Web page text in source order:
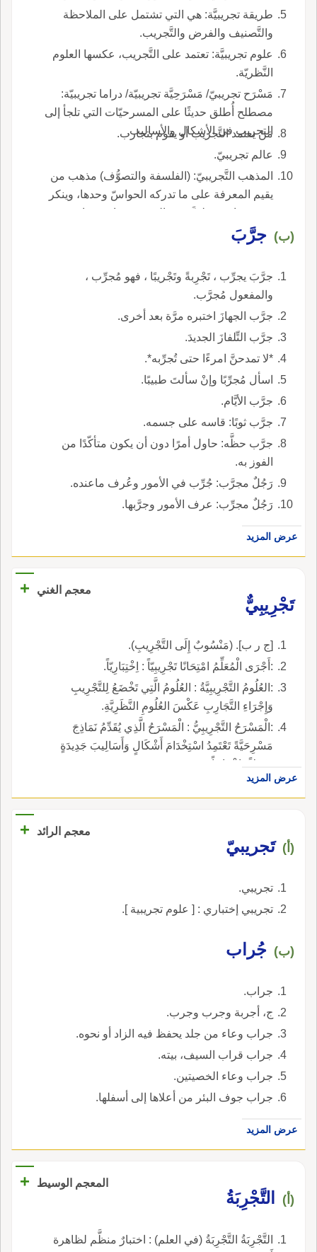
طريقة تجريبيَّة: هي التي تشتمل على الملاحظة
والتَّصنيف والفرض والتَّجريب.
علوم تجريبيَّة: تعتمد على التَّجريب، عكسها العلوم
النَّظريّة.
مَسْرَح تجريبيّ/ مَسْرَحِيَّة تجريبيّة/ دراما تجريبيّة:
مصطلح أُطلق حديثًا على المسرحيّات التي تلجأ إلى
التجريب في الأشكال والأساليب.
مَنْ يعتمد التَّجريب أو يقوم بتجارب.
عالم تجريبيّ.
المذهب التَّجريبيّ: (الفلسفة والتصوُّف) مذهب من
يقيم المعرفة على ما تدركه الحواسّ وحدها، وينكر
وجود مبادئ فطريَّة في النفس وقوانين صادرة عن
العقل، ويقابل المذهب العقليّ.
(ب) جرَّبَ
جرَّبَ يجرِّب ، تَجْرِبةً وتَجْريبًا ، فهو مُجرِّب ،
والمفعول مُجرَّب.
جرَّب الجهازَ اختبره مرَّة بعد أخرى.
جرَّب التِّلفازَ الجديدَ.
*لا تمدحنَّ امرءًا حتى تُجرِّبه*.
اسأل مُجرِّبًا وإنْ سألتَ طبيبًا.
جرَّب الأيَّام.
جرَّب ثوبًا: قاسه على جسمه.
جرَّب حظَّه: حاول أمرًا دون أن يكون متأكّدًا من
الفوز به.
رَجُلٌ مجرَّب: جُرِّب في الأمور وعُرف ماعنده.
رَجُلٌ مجرِّب: عرف الأمور وجرَّبها.
عرض المزيد
معجم الغني
+
تَجْرِيبِيٌّ
[ج ر ب]. (مَنْسُوبٌ إِلَى التَّجْرِيبِ).
:أَجْرَى الْمُعَلِّمُ امْتِحَانًا تَجْرِيبِيّاً : اِخْتِبَارِيّاً.
:العُلُومُ التَّجْرِيبِيَّةُ : العُلُومُ الَّتِي تَخْضَعُ لِلتَّجْرِيبِ
وَإِجْرَاءِ التَّجَارِبِ عَكْسَ العُلُومِ النَّظَرِيَّةِ.
:الْمَسْرَحُ التَّجْرِيبِيُّ : الْمَسْرَحُ الَّذِي يُقَدِّمُ نَمَاذِجَ
مَسْرِحَيَّةً تَعْتَمِدُ اسْتِخْدَامَ أَشْكَالٍ وَأَسَالِيبَ جَدِيدَةٍ
تَمْثيِلاً وَإِخْرَاجاً.
عرض المزيد
معجم الرائد +
(أ) تَجريبيّ
تجريبي.
تجريبي إختباري : [ علوم تجريبية ].
(ب) جُراب
جراب.
ج، أجربة وجرب وجرب.
جراب وعاء من جلد يحفظ فيه الزاد أو نحوه.
جراب قراب السيف، بيته.
جراب وعاء الخصيتين.
جراب جوف البئر من أعلاها إلى أسفلها.
عرض المزيد
المعجم الوسيط +
(أ) التَّجْرِبَةُ
التَّجْرِبَةُ التَّجْرِبَةُ (في العلم) : اختبارٌ منظَّم لظاهرة